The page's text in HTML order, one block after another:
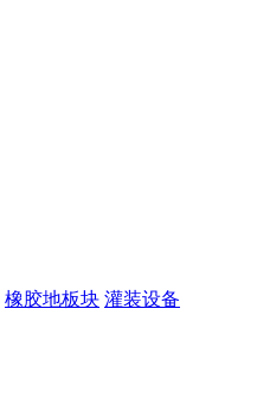
橡胶地板块 灌装设备